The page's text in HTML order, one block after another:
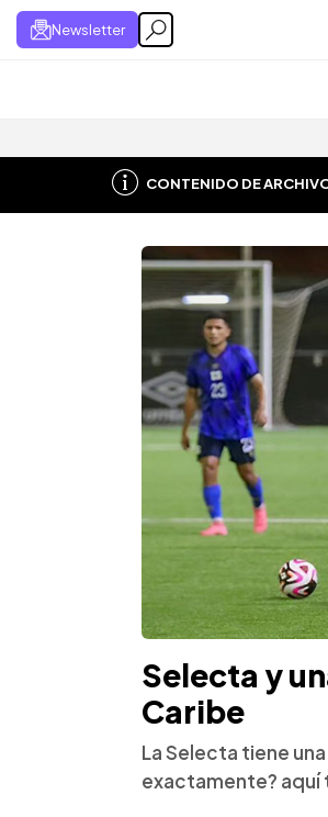
Newsletter
CONTENIDO DE
Selecta y
Caribe
La Selecta tiene
exactamente?